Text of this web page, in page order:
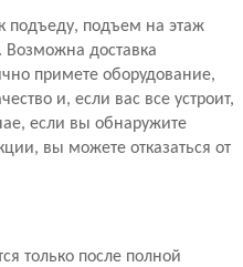
подъеду, подъем на этаж
Возможна доставка
примете оборудование,
и, если вас все устроит,
если вы обнаружите
вы можете отказаться от
только после полной